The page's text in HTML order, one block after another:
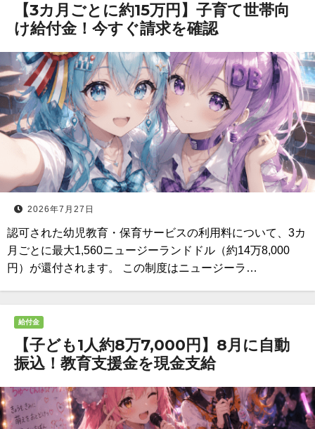
【3カ月ごとに約15万円】子育て世帯向
け給付金！今すぐ請求を確認
2026年7月27日
認可された幼児教育・保育サービスの利用料について、3カ
月ごとに最大1,560ニュージーランドドル（約14万8,000
円）が還付されます。 この制度はニュージーラ…
給付金
【子ども1人約8万7,000円】8月に自動
振込！教育支援金を現金支給